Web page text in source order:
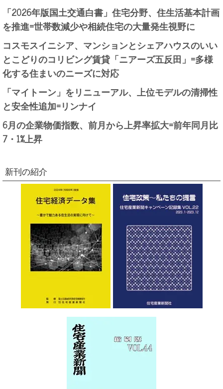
「2026年版国土交通白書」住宅分野、住生活基本計画
を推進=世帯数減少や相続住宅の大量発生視野に
コスモスイニシア、マンションとシェアハウスのいい
とこどりのコリビング賃貸「ニアーズ五反田」=多様
化する住まいのニーズに対応
「マイトーン」をリニューアル、上位モデルの清掃性
と安全性追加=リンナイ
6月の企業物価指数、前月から上昇率拡大=前年同月比
7・1%上昇
新刊の紹介